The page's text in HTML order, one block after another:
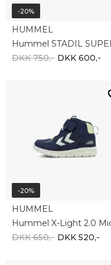
-20%
HUMMEL
DKK 750,- DKK 600,-
-20%
HUMMEL
DKK 650,- DKK 520,-